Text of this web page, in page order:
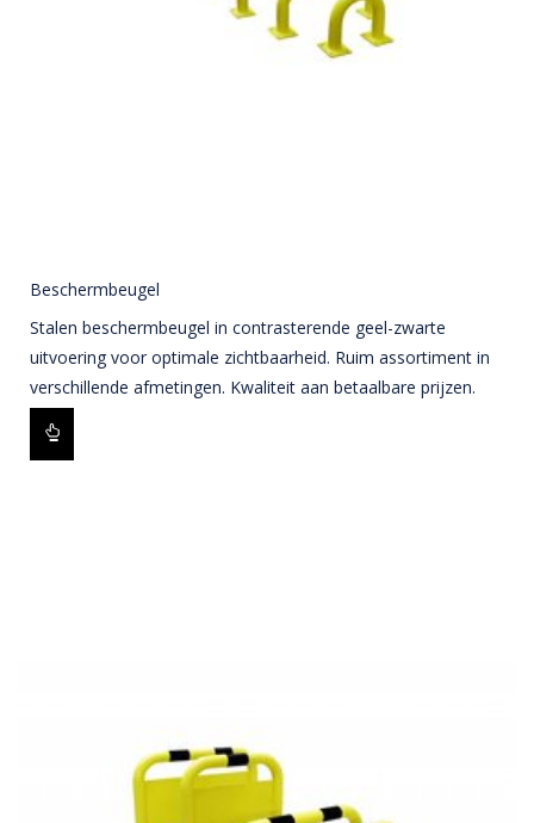
Beschermbeugel
Stalen beschermbeugel in contrasterende geel-zwarte
uitvoering voor optimale zichtbaarheid. Ruim assortiment in
verschillende afmetingen. Kwaliteit aan betaalbare prijzen.